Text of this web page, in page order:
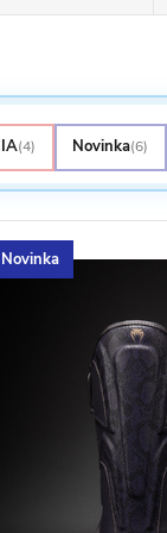
(4) Novinka(6)
Novinka